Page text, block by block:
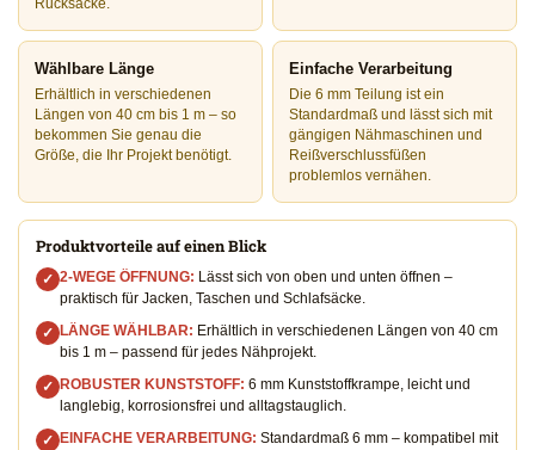
Rucksäcke.
Wählbare Länge
Erhältlich in verschiedenen
Längen von 40 cm bis 1 m – so
bekommen Sie genau die
Größe, die Ihr Projekt benötigt.
Einfache Verarbeitung
Die 6 mm Teilung ist ein
Standardmaß und lässt sich mit
gängigen Nähmaschinen und
Reißverschlussfüßen
problemlos vernähen.
Produktvorteile auf einen Blick
✓ 2-WEGE ÖFFNUNG: Lässt sich von oben und unten öffnen –
praktisch für Jacken, Taschen und Schlafsäcke.
✓ LÄNGE WÄHLBAR: Erhältlich in verschiedenen Längen von 40 cm
bis 1 m – passend für jedes Nähprojekt.
✓ ROBUSTER KUNSTSTOFF: 6 mm Kunststoffkrampe, leicht und
langlebig, korrosionsfrei und alltagstauglich.
✓ EINFACHE VERARBEITUNG: Standardmaß 6 mm – kompatibel mit